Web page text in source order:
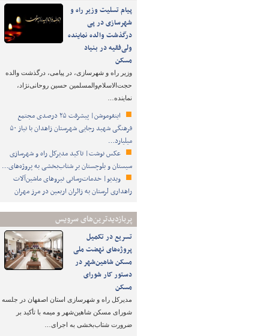
پیام تسلیت وزیر راه و
شهرسازی در پی
درگذشت والده نماینده
ولی‌فقیه در بنیاد
مسکن
وزیر راه و شهرسازی، در پیامی، درگذشت والده
حجت‌الاسلام‌والمسلمین حسین روحانی‌نژاد،
نماینده…
اینفوموشن| پیشرفت ۲۵ درصدی مجتمع
فرهنگی شهید رجایی شهرستان زاهدان با نیاز ۵۰
میلیارد…
عکس نوشت| تاکید مدیرکل راه و شهرسازی
سیستان و بلوچستان بر شتاب‌بخشی به پروژه‌های…
ویدیو| خدمات‌رسانی نیروهای ماشین‌آلات
راهداری لرستان به زائران اربعین در مرز مهران
پربازدیدترین‌های سرویس
تسریع در تکمیل
پروژه‌های نهضت ملی
مسکن شاهین‌شهر در
دستور کار شورای
مسکن
مدیرکل راه و شهرسازی استان اصفهان در جلسه
شورای مسکن شاهین‌شهر و میمه با تأکید بر
ضرورت شتاب‌بخشی به اجرای…